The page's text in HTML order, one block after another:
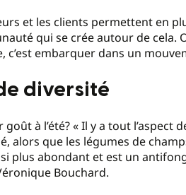
et les clients permettent en
qui se crée autour de cela.
c’est embarquer dans un
diversité
à l’été? « Il y a tout l’aspect
alors que les légumes de
plus abondant et est un
Bouchard.